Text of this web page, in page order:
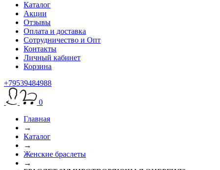
Каталог
Акции
Отзывы
Оплата и доставка
Сотрудничество и Опт
Контакты
Личный кабинет
Корзина
+79539484988
0
Главная
→
Каталог
→
Женские браслеты
→